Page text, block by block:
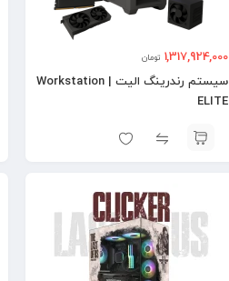
1,317,924,000 تومان
سیستم رندرینگ الیت | Workstation
ELITE